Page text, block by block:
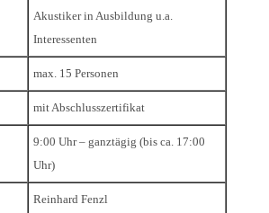
Akustiker in Ausbildung u.a.
Interessenten
max. 15 Personen
mit Abschlusszertifikat
9:00 Uhr – ganztägig (bis ca. 17:00
Uhr)
Reinhard Fenzl